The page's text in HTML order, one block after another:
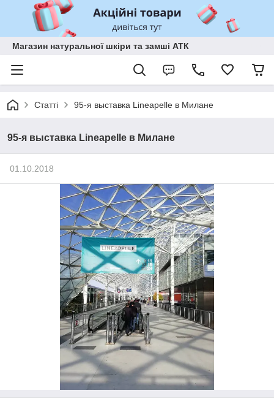
Магазин натуральної шкіри та замші АТК
Статті 95-я выставка Lineapelle в Милане
95-я выставка Lineapelle в Милане
01.10.2018